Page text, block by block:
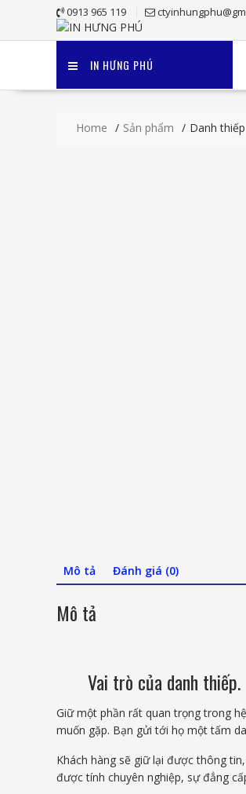
content
0913 965 119
IN HƯNG PHÚ
Home Sản phẩm Danh thiếp
Mô tả Đánh giá (0)
Mô tả
Vai trò của danh thiếp.
Giữ một phần rất quan trọng trong
muốn gặp. Bạn gửi tới họ một tấm
Khách hàng sẽ giữ lại được thông
được tính chuyên nghiệp, sự đẳng